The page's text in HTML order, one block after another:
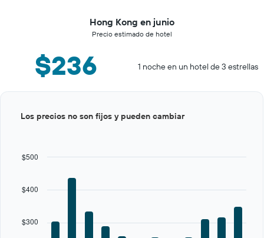
Hong Kong en junio
Precio estimado de hotel
$236 1 noche en un hotel de 3 estrellas
graphic.
$300
$400
$500
Los precios no son fijos y pueden cambiar